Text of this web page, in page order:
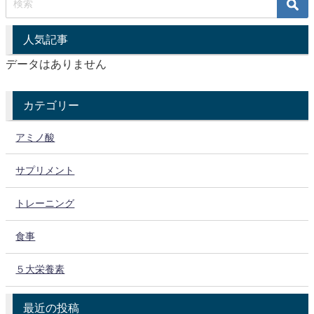
人気記事
データはありません
カテゴリー
アミノ酸
サプリメント
トレーニング
食事
５大栄養素
最近の投稿